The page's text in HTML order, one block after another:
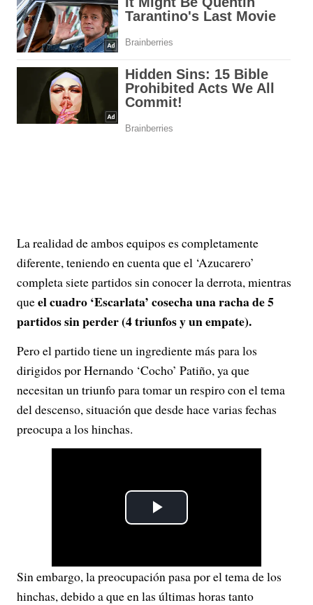
La realidad de ambos equipos es completamente
diferente, teniendo en cuenta que el ‘Azucarero’
completa siete partidos sin conocer la derrota, mientras
queel cuadro ‘Escarlata’ cosecha una racha de 5
partidos sin perder (4 triunfos y un empate).
Pero el partido tiene un ingrediente más para los
dirigidos por Hernando ‘Cocho’ Patiño, ya que
necesitan un triunfo para tomar un respiro con el tema
del descenso, situación que desde hace varias fechas
preocupa a los hinchas.
P
a
Sin embargo, la preocupación pasa por el tema de los
hinchas, debido a que en las últimas horas tanto